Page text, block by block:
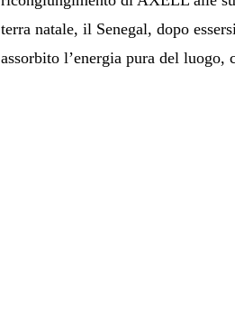
terra natale, il Senegal, dopo
assorbito l’energia pura del luogo,